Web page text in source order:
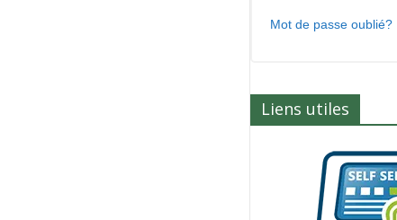
Mot de passe oublié?
Liens utiles